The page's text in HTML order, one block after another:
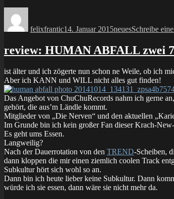
felixfrantic14. Januar 2015neuesSchreibe
review: HUMAN ABFALL zwei
ist älter und ich zögerte nun schon ne Weile, ob ich
Aber ich KANN und WILL nicht alles gut finden!
Das Angebot von ChuChuRecords nahm ich gerne
gehört, die aus’m Ländle kommt.
Mitglieder von „Die Nerven“ und den aktuellen
Im Grunde bin ich kein großer Fan dieser Krach-
Es geht ums Essen.
Langweilig?
Nach der Dauerrotation von den TREND-Scheiben,
dann kloppen die mir einen ziemlich coolen Track
Subkultur hört sich wohl so an.
Dann bin ich heute lieber keine Subkultur. Dann
würde ich sie essen, dann wäre sie nicht mehr da.